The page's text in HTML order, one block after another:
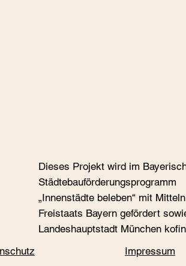
Dieses Projekt wird im
Städtebauförderungspro­gramm
„Innenstädte beleben“ mit
Freistaats Bayern gefördert
Landeshauptstadt München
Impressum